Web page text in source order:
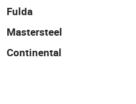
Fulda
Mastersteel
Continental